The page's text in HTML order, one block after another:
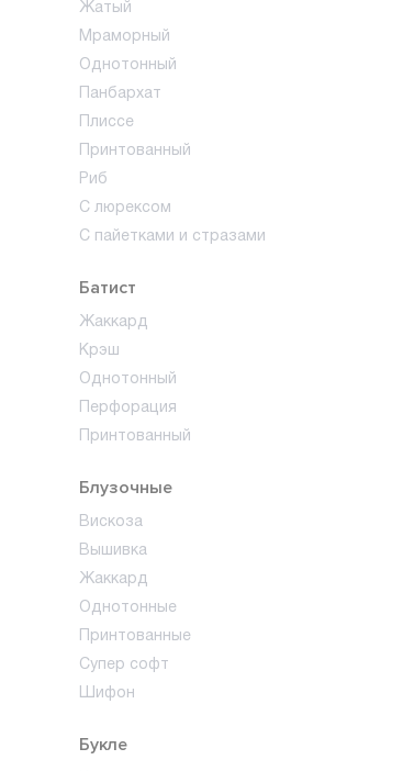
Жатый
Мраморный
Однотонный
Панбархат
Плиссе
Принтованный
Риб
С люрексом
С пайетками и стразами
Батист
Жаккард
Крэш
Однотонный
Перфорация
Принтованный
Блузочные
Вискоза
Вышивка
Жаккард
Однотонные
Принтованные
Супер софт
Шифон
Букле